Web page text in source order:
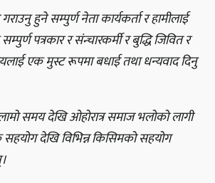
हुने सम्पुर्ण नेता कार्यकर्ता र हामीलाई
पत्रकार र संन्चारकर्मी र बुद्धि जिवित र
एक मुस्ट रूपमा बधाई तथा धन्यवाद दिनु
समय देखि ओहोरात्र समाज भलोको लागी
देखि विभिन्न किसिमको सहयोग